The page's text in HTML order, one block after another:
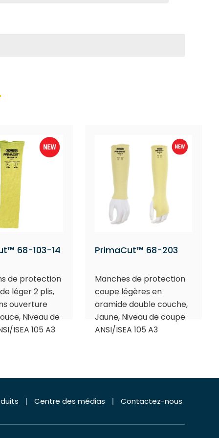
68-103-14
de protection
léger 2 plis,
ouverture
Niveau de
ISEA 105 A3
PrimaCut™ 68-203
Manches de protection
coupe légères en
aramide double couche,
Jaune, Niveau de coupe
ANSI/ISEA 105 A3
Centre des médias Contactez-nous